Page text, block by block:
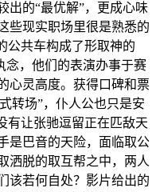
出的“最优解”，更成心味
现实职场里很是熟悉的
公共车构成了形取神的
念，他们的表演办事于赛
心灵高度。获得口碑和票
转场”，仆人公也只是安
有让张驰逗留正在匹敌天
是巴音的天险，面临取公
洒脱的取互帮之中，两人
该若何自处？影片给出的